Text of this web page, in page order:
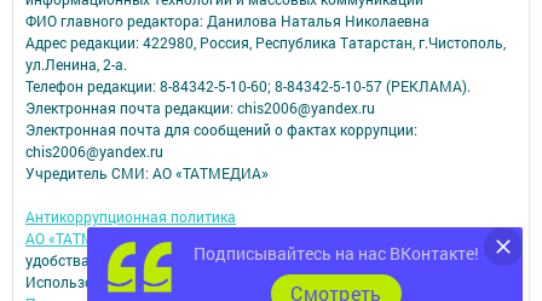
Подписывайтесь на нас ВКонтакте!
Cмотреть
ФИО главного редактора: Данилова Наталья Николаевна
Адрес редакции: 422980, Россия, Республика Татарстан, г.Чистополь,
ул.Ленина, 2-а.
Телефон редакции: 8-84342-5-10-60; 8-84342-5-10-57 (РЕКЛАМА).
Электронная почта редакции: chis2006@yandex.ru
Электронная почта для сообщений о фактах коррупции:
chis2006@yandex.ru
Учредитель СМИ: АО «ТАТМЕДИА»
Антикоррупционная политика
АО «ТАТМЕДИА» использует «cookie»
для персонализации сервисов и
удобства пользователей сайтом.
Использование «cookie» можно отменить в настройках браузера.